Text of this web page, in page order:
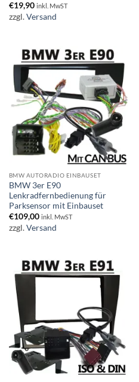
€19,90 inkl. MwST
zzgl.Versand
BMW AUTORADIO EINBAUSET
BMW 3er E90
Lenkradfernbedienung für
Parksensor mit Einbauset
€109,00 inkl. MwST
zzgl.Versand